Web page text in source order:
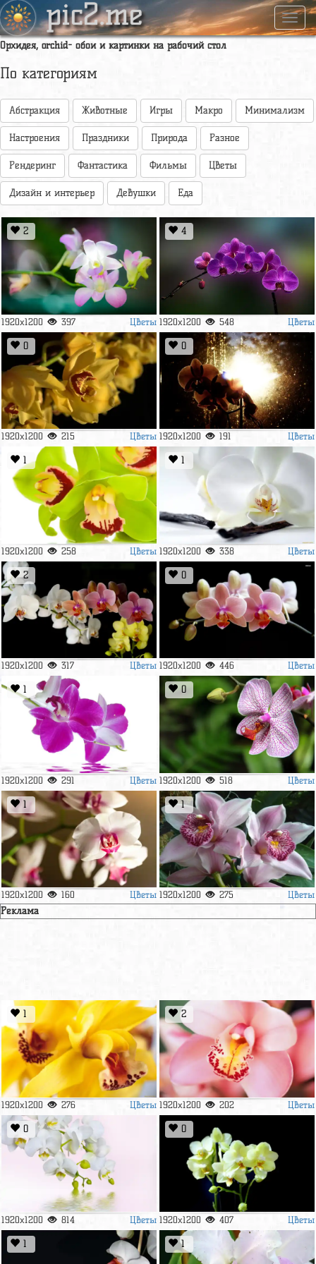
pic2.me
Орхидея, orchid- обои и картинки на рабочий стол
По категориям
Абстракция Животные Игры Макро Минимализм
Настроения Праздники Природа Разное
Рендеринг Фантастика Фильмы Цветы
Дизайн и интерьер Девушки Еда
2
1920x1200 397 Цветы
4
1920x1200 548 Цветы
0
1920x1200 215 Цветы
0
1920x1200 191 Цветы
1
1920x1200 258 Цветы
1
1920x1200 338 Цветы
2
1920x1200 317 Цветы
0
1920x1200 446 Цветы
1
1920x1200 291 Цветы
0
1920x1200 518 Цветы
1
1920x1200 160 Цветы
1
1920x1200 275 Цветы
Реклама
1
1920x1200 276 Цветы
2
1920x1200 202 Цветы
0
1920x1200 814 Цветы
0
1920x1200 407 Цветы
1 1